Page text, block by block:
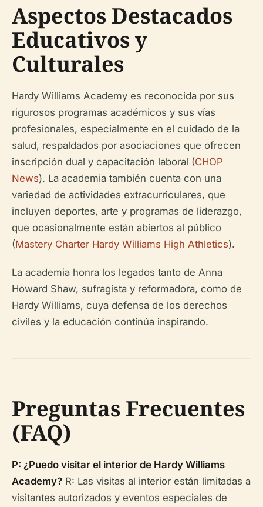
Aspectos Destacados
Educativos y
Culturales
Hardy Williams Academy es reconocida por sus
rigurosos programas académicos y sus vías
profesionales, especialmente en el cuidado de la
salud, respaldados por asociaciones que ofrecen
inscripción dual y capacitación laboral (CHOP
News). La academia también cuenta con una
variedad de actividades extracurriculares, que
incluyen deportes, arte y programas de liderazgo,
que ocasionalmente están abiertos al público
(Mastery Charter Hardy Williams High Athletics).
La academia honra los legados tanto de Anna
Howard Shaw, sufragista y reformadora, como de
Hardy Williams, cuya defensa de los derechos
civiles y la educación continúa inspirando.
Preguntas Frecuentes
(FAQ)
P: ¿Puedo visitar el interior de Hardy Williams
Academy? R: Las visitas al interior están limitadas a
visitantes autorizados y eventos especiales de